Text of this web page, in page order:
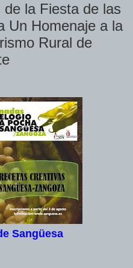
la Fiesta de las
Un Homenaje a la
Rural de
Sangüesa